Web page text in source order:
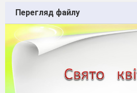
Перегляд файлу